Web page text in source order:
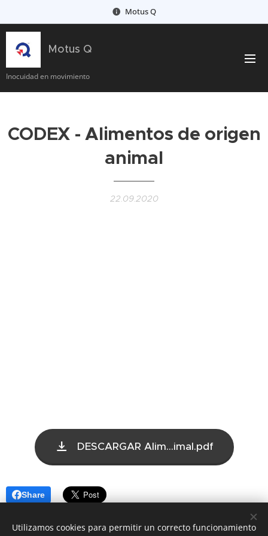
Motus Q
Motus Q
Inocuidad en movimiento
CODEX - Alimentos de origen
animal
22.09.2020
DESCARGAR Alim...imal.pdf
Share
Utilizamos cookies para permitir un correcto funcionamiento